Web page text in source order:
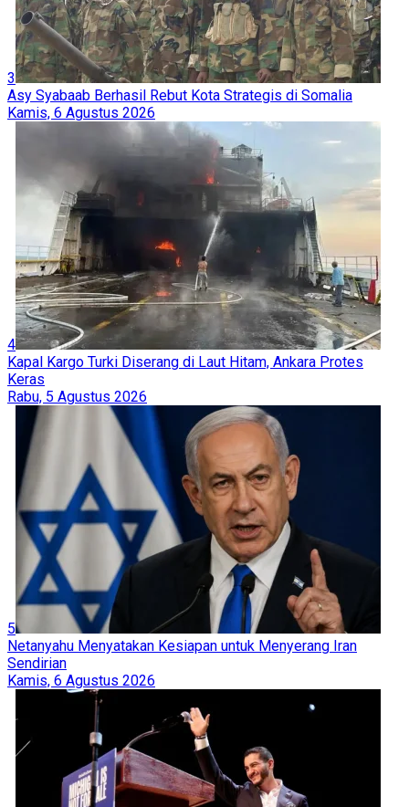
3
Asy Syabaab Berhasil Rebut Kota Strategis di Somalia
Kamis, 6 Agustus 2026
4
Kapal Kargo Turki Diserang di Laut Hitam, Ankara Protes
Keras
Rabu, 5 Agustus 2026
5
Netanyahu Menyatakan Kesiapan untuk Menyerang Iran
Sendirian
Kamis, 6 Agustus 2026